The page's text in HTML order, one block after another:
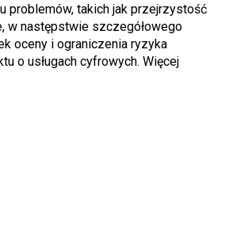
problemów, takich jak przejrzystość
w następstwie szczegółowego
oceny i ograniczenia ryzyka
o usługach cyfrowych. Więcej